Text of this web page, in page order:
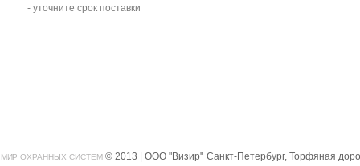
- уточните срок поставки
Санкт-Петербург, Торфяная
МИР ОХРАННЫХ СИСТЕМ © 2013 | ООО "Визир"